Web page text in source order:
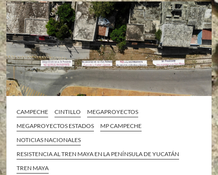
CAMPECHE CINTILLO
MEGAPROYECTOS
MEGAPROYECTOS ESTADOS
MP CAMPECHE
NOTICIAS NACIONALES
RESISTENCIA AL TREN MAYA EN LA PENÍNSULA DE YUCATÁN
TREN MAYA